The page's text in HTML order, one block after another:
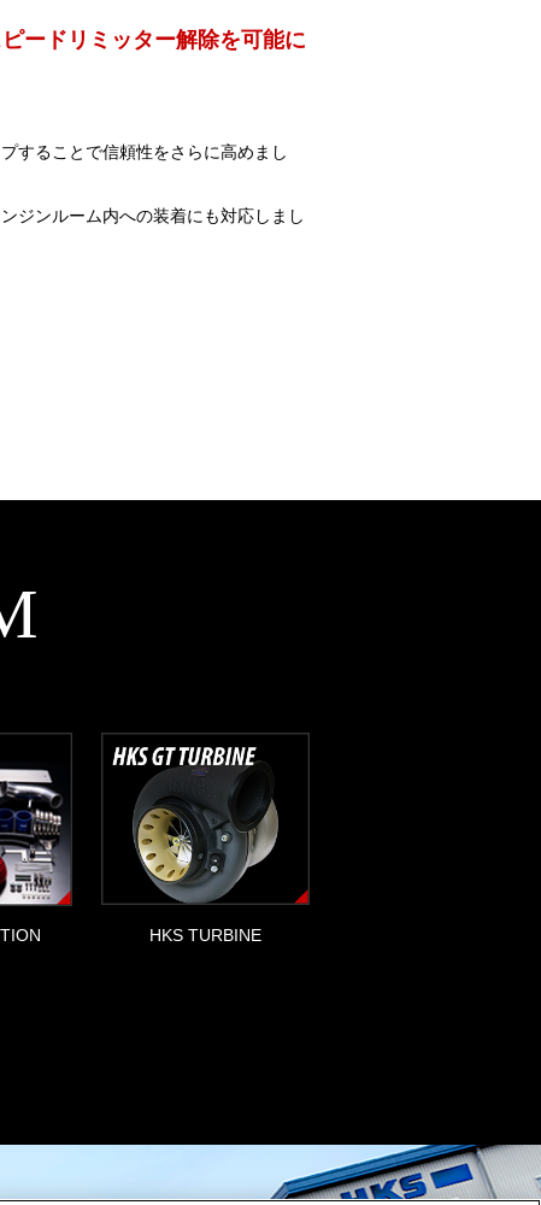
ードリミッター解除を可能に
することで信頼性をさらに高めまし
ジンルーム内への装着にも対応しまし
HKS TURBINE